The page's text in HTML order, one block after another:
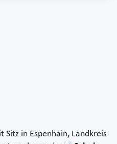
Sitz in Espenhain, Landkreis